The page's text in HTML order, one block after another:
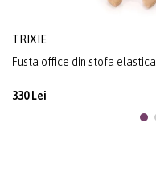
TRIXIE
Fusta office din stofa elastica
330 Lei